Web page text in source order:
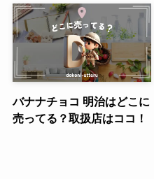
バナナチョコ 明治はどこに
売ってる？取扱店はココ！